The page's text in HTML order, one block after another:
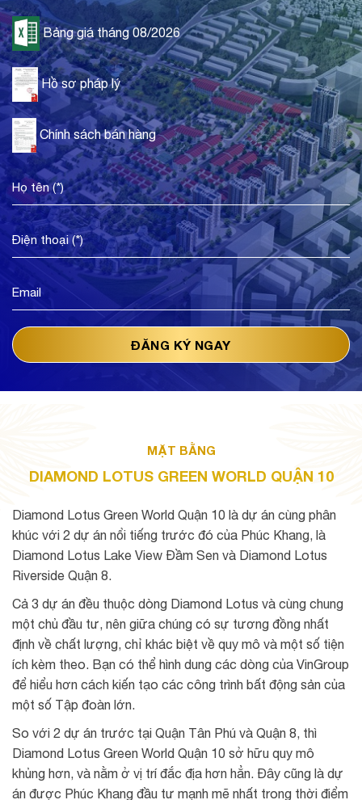
Bảng giá tháng 08/2026
Hồ sơ pháp lý
Chính sách bán hàng
MẶT BẰNG
DIAMOND LOTUS GREEN WORLD QUẬN 10
Diamond Lotus Green World Quận 10 là dự án cùng phân
khúc với 2 dự án nổi tiếng trước đó của Phúc Khang, là
Diamond Lotus Lake View Đầm Sen và Diamond Lotus
Riverside Quận 8.
Cả 3 dự án đều thuộc dòng Diamond Lotus và cùng chung
một chủ đầu tư, nên giữa chúng có sự tương đồng nhất
định về chất lượng, chỉ khác biệt về quy mô và một số tiện
ích kèm theo. Bạn có thể hình dung các dòng của VinGroup
để hiểu hơn cách kiến tạo các công trình bất động sản của
một số Tập đoàn lớn.
So với 2 dự án trước tại Quận Tân Phú và Quận 8, thì
Diamond Lotus Green World Quận 10 sở hữu quy mô
khủng hơn, và nằm ở vị trí đắc địa hơn hẳn. Đây cũng là dự
án được Phúc Khang đầu tư mạnh mẽ nhất trong thời điểm